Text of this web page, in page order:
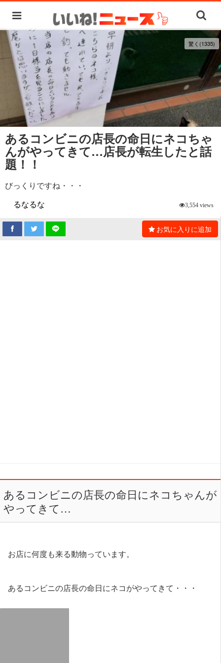
驚く(1335)
あるコンビニの店長の命日にネコちゃ
んがやってきて…店長が転生したと話
題！！
びっくりですね・・・
るなるな
3,554 views
お気に入りに追加
あるコンビニの店長の命日にネコちゃんが
やってきて…
お店に何度も来る動物っています。
あるコンビニの店長の命日にネコがやってきて・・・